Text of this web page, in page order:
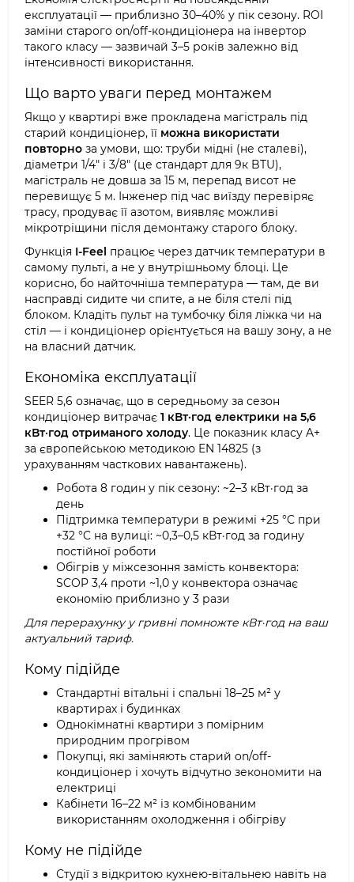
експлуатації — приблизно 30–40% у пік сезону. ROI
заміни старого on/off-кондиціонера на інвертор
такого класу — зазвичай 3–5 років залежно від
інтенсивності використання.
Що варто уваги перед монтажем
Якщо у квартирі вже прокладена магістраль під
старий кондиціонер, її можна використати
повторно за умови, що: труби мідні (не сталеві),
діаметри 1/4" і 3/8" (це стандарт для 9к BTU),
магістраль не довша за 15 м, перепад висот не
перевищує 5 м. Інженер під час виїзду перевіряє
трасу, продуває її азотом, виявляє можливі
мікротріщини після демонтажу старого блоку.
Функція I-Feel працює через датчик температури в
самому пульті, а не у внутрішньому блоці. Це
корисно, бо найточніша температура — там, де ви
насправді сидите чи спите, а не біля стелі під
блоком. Кладіть пульт на тумбочку біля ліжка чи на
стіл — і кондиціонер орієнтується на вашу зону, а не
на власний датчик.
Економіка експлуатації
SEER 5,6 означає, що в середньому за сезон
кондиціонер витрачає 1 кВт·год електрики на 5,6
кВт·год отриманого холоду. Це показник класу A+
за європейською методикою EN 14825 (з
урахуванням часткових навантажень).
Робота 8 годин у пік сезону: ~2–3 кВт·год за
день
Підтримка температури в режимі +25 °C при
+32 °C на вулиці: ~0,3–0,5 кВт·год за годину
постійної роботи
Обігрів у міжсезоння замість конвектора:
SCOP 3,4 проти ~1,0 у конвектора означає
економію приблизно у 3 рази
Для перерахунку у гривні помножте кВт·год на ваш
актуальний тариф.
Кому підійде
Стандартні вітальні і спальні 18–25 м² у
квартирах і будинках
Однокімнатні квартири з помірним
природним прогрівом
Покупці, які заміняють старий on/off-
кондиціонер і хочуть відчутно зекономити на
електриці
Кабінети 16–22 м² із комбінованим
використанням охолодження і обігріву
Кому не підійде
Студії з відкритою кухнею-вітальнею навіть на